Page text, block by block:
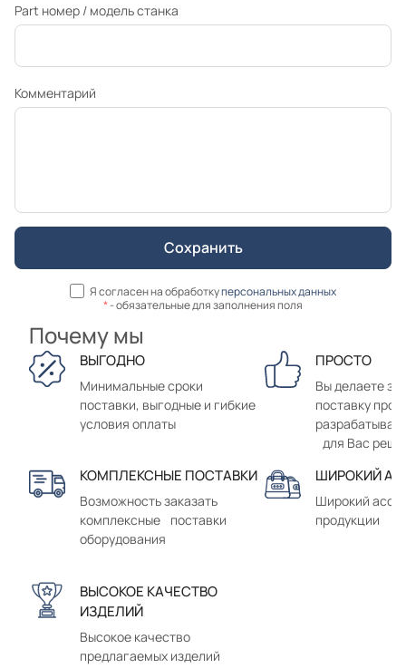
Part номер / модель станка
Комментарий
Я согласен на обработкуперсональных данных
*- обязательные для заполнения поля
Почему мы
ВЫГОДНО
Минимальные сроки
поставки, выгодные и гибкие
условия оплаты
ПРОСТО
Вы делаете
поставку
для Вас
КОМПЛЕКСНЫЕ ПОСТАВКИ
Возможность заказать
комплексные поставки
оборудования
ШИРОКИЙ
Широкий
продукции
ВЫСОКОЕ КАЧЕСТВО
ИЗДЕЛИЙ
Высокое качество
предлагаемых изделий